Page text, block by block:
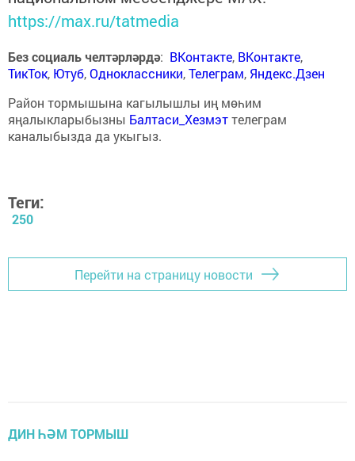
https://max.ru/tatmedia
Без социаль челтәрләрдә: ВКонтакте, ВКонтакте,
ТикТок, Ютуб,Одноклассники,Телеграм, Яндекс.Дзен
Район тормышына кагылышлы иң мөһим
яңалыкларыбызны Балтаси_Хезмэттелеграм
каналыбызда да укыгыз.
Теги:
250
Перейти на страницу новости
ДИН ҺӘМ ТОРМЫШ